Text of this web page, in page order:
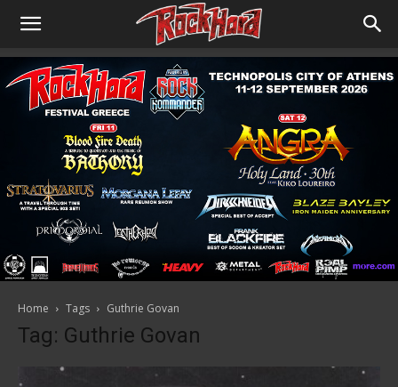
Home Tags Guthrie Govan
Tag: Guthrie Govan